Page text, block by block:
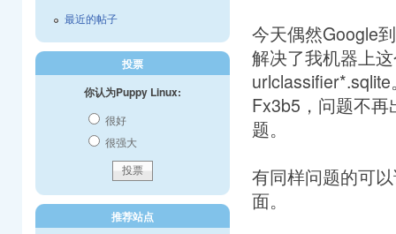
今天偶然Google
解决了我机器上
Fx3b5，问题不
题。
有同样问题的可
面。
最近的帖子
投票
你认为Puppy Linux:
很好
很强大
推荐站点